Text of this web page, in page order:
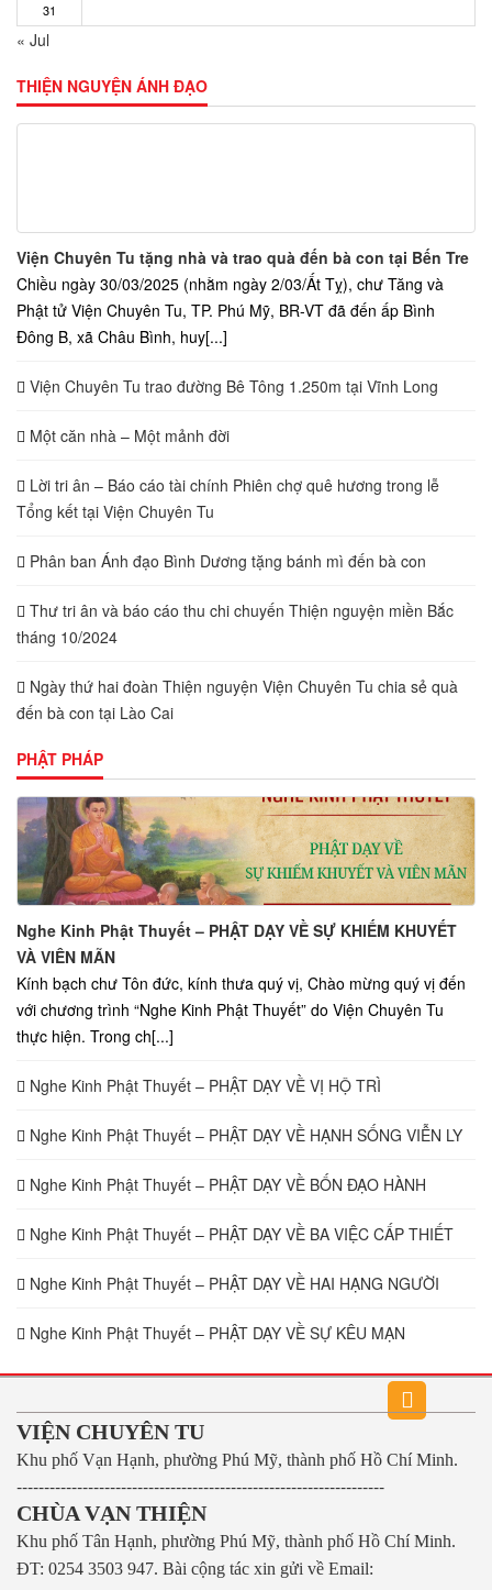
31
« Jul
THIỆN NGUYỆN ÁNH ĐẠO
Viện Chuyên Tu tặng nhà và trao quà đến bà con tại Bến Tre
Chiều ngày 30/03/2025 (nhằm ngày 2/03/Ất Tỵ), chư Tăng và
Phật tử Viện Chuyên Tu, TP. Phú Mỹ, BR-VT đã đến ấp Bình
Đông B, xã Châu Bình, huy[...]
Viện Chuyên Tu trao đường Bê Tông 1.250m tại Vĩnh Long
Một căn nhà – Một mảnh đời
Lời tri ân – Báo cáo tài chính Phiên chợ quê hương trong lễ
Tổng kết tại Viện Chuyên Tu
Phân ban Ánh đạo Bình Dương tặng bánh mì đến bà con
Thư tri ân và báo cáo thu chi chuyến Thiện nguyện miền Bắc
tháng 10/2024
Ngày thứ hai đoàn Thiện nguyện Viện Chuyên Tu chia sẻ quà
đến bà con tại Lào Cai
PHẬT PHÁP
Nghe Kinh Phật Thuyết – PHẬT DẠY VỀ SỰ KHIẾM KHUYẾT
VÀ VIÊN MÃN
Kính bạch chư Tôn đức, kính thưa quý vị, Chào mừng quý vị đến
với chương trình “Nghe Kinh Phật Thuyết” do Viện Chuyên Tu
thực hiện. Trong ch[...]
Nghe Kinh Phật Thuyết – PHẬT DẠY VỀ VỊ HỘ TRÌ
Nghe Kinh Phật Thuyết – PHẬT DẠY VỀ HẠNH SỐNG VIỄN LY
Nghe Kinh Phật Thuyết – PHẬT DẠY VỀ BỐN ĐẠO HÀNH
Nghe Kinh Phật Thuyết – PHẬT DẠY VỀ BA VIỆC CẤP THIẾT
Nghe Kinh Phật Thuyết – PHẬT DẠY VỀ HAI HẠNG NGƯỜI
Nghe Kinh Phật Thuyết – PHẬT DẠY VỀ SỰ KÊU MẠN
VIỆN CHUYÊN TU
Khu phố Vạn Hạnh, phường Phú Mỹ, thành phố Hồ Chí Minh.
-------------------------------------------------------------------
CHÙA VẠN THIỆN
Khu phố Tân Hạnh, phường Phú Mỹ, thành phố Hồ Chí Minh.
ĐT: 0254 3503 947. Bài cộng tác xin gửi về Email: